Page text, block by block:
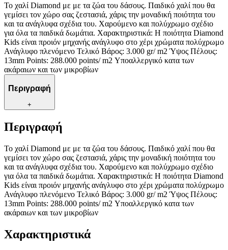
Το χαλί Diamond με με τα ζώα του δάσους. Παιδικό χαλί που θα
γεμίσει τον χώρο σας ζεστασιά, χάρις την μοναδική ποιότητα του
και τα ανάγλυφα σχέδια του. Χαρούμενο και πολύχρωμο σχέδιο
για όλα τα παιδικά δωμάτια. Χαρακτηριστικά: H ποιότητα Diamond
Kids είναι προιόν μηχανής ανάγλυφο στο χέρι χρώματα πολύχρωμο
Ανάγλυφο πλενόμενο Τελικό Βάρος: 3.000 gr/ m2 Ύψος Πέλους:
13mm Points: 288.000 points/ m2 Υποαλλεργικό κατα των
ακάραιων και των μικροβίων
Περιγραφή
+
Περιγραφή
Το χαλί Diamond με με τα ζώα του δάσους. Παιδικό χαλί που θα
γεμίσει τον χώρο σας ζεστασιά, χάρις την μοναδική ποιότητα του
και τα ανάγλυφα σχέδια του. Χαρούμενο και πολύχρωμο σχέδιο
για όλα τα παιδικά δωμάτια. Χαρακτηριστικά: H ποιότητα Diamond
Kids είναι προιόν μηχανής ανάγλυφο στο χέρι χρώματα πολύχρωμο
Ανάγλυφο πλενόμενο Τελικό Βάρος: 3.000 gr/ m2 Ύψος Πέλους:
13mm Points: 288.000 points/ m2 Υποαλλεργικό κατα των
ακάραιων και των μικροβίων
Χαρακτηριστικά